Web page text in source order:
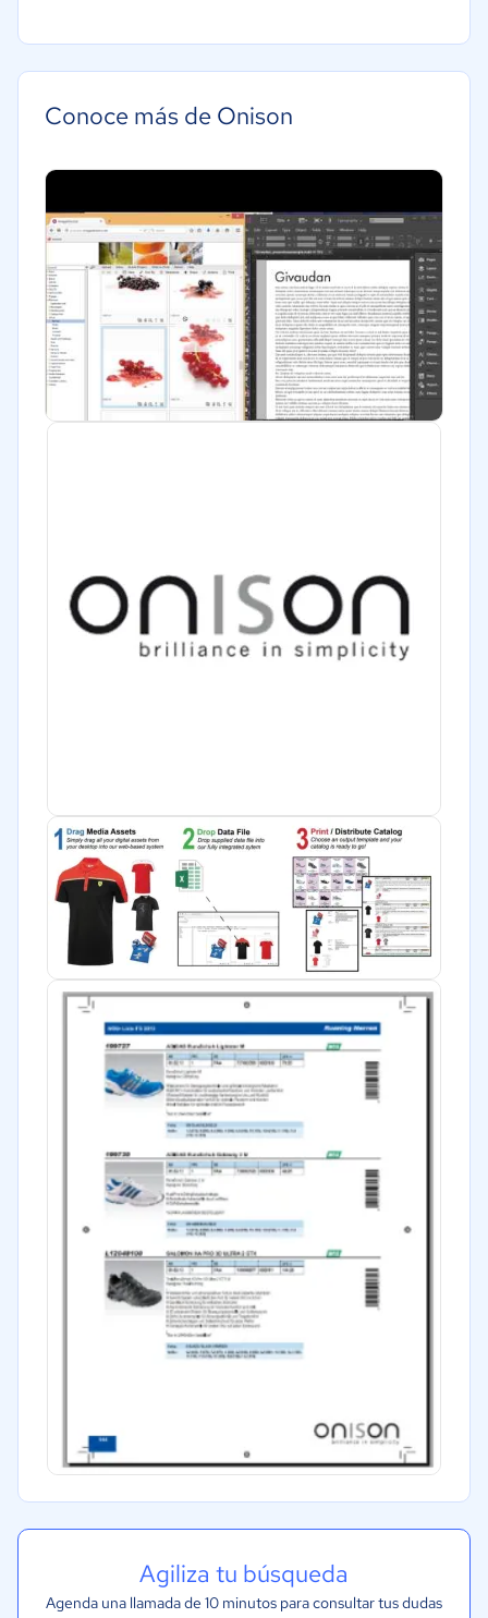
Conoce más de Onison
Agiliza tu búsqueda
Agenda una llamada de 10 minutos para consultar tus dudas